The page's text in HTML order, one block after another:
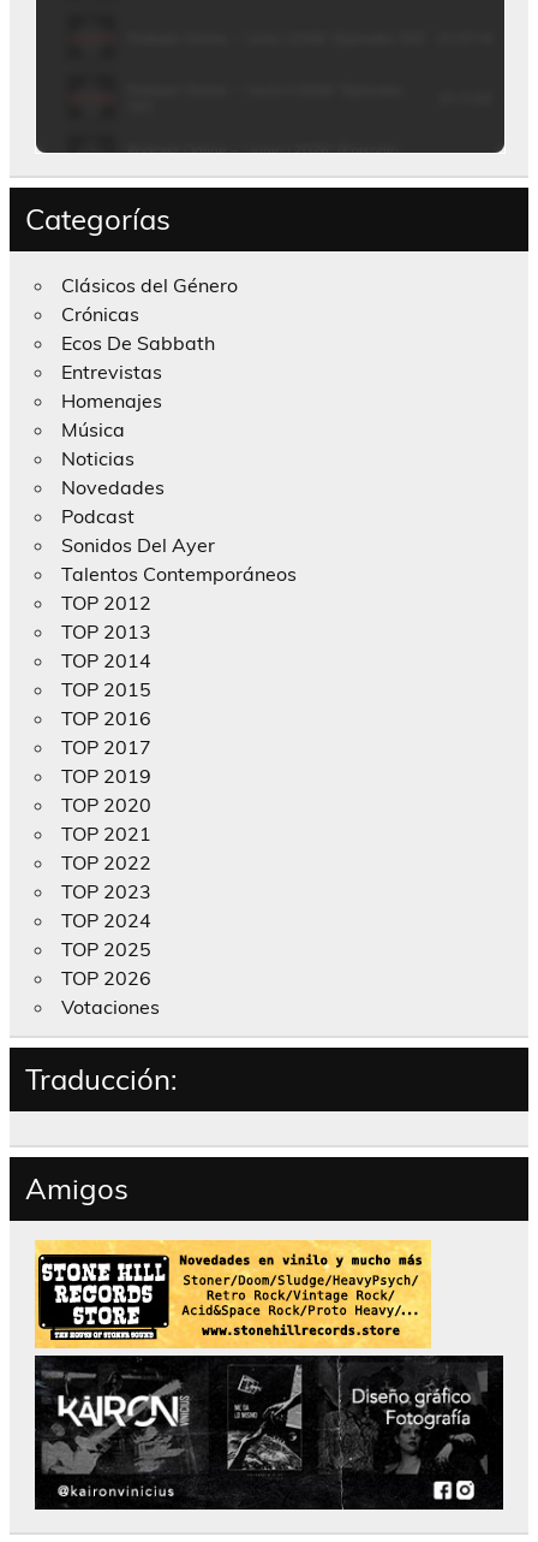
Categorías
Clásicos del Género
Crónicas
Ecos De Sabbath
Entrevistas
Homenajes
Música
Noticias
Novedades
Podcast
Sonidos Del Ayer
Talentos Contemporáneos
TOP 2012
TOP 2013
TOP 2014
TOP 2015
TOP 2016
TOP 2017
TOP 2019
TOP 2020
TOP 2021
TOP 2022
TOP 2023
TOP 2024
TOP 2025
TOP 2026
Votaciones
Traducción:
Amigos